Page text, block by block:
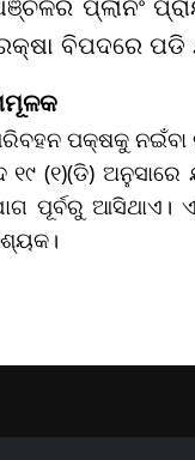
ପ୍ଲାନିଂ
ବିପଦରେ ପଡି
ପକ୍ଷକୁ
(୧)(ଡି)
ପୂର୍ବରୁ